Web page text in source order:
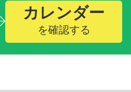
カレンダー
を確認する